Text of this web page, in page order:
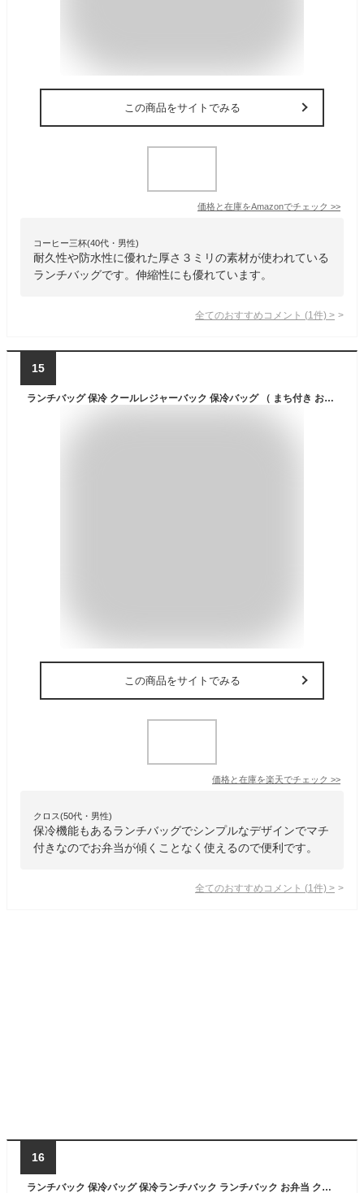
この商品をサイトでみる
価格と在庫をAmazonでチェック >>
コーヒー三杯(40代・男性)
耐久性や防水性に優れた厚さ３ミリの素材が使われている
ランチバッグです。伸縮性にも優れています。
全てのおすすめコメント (1 件) >
15
ランチバッグ 保冷 クールレジャーバック 保冷バッグ （ まち付き お弁当袋 保温 保冷ランチバック 保冷弁当袋 お弁当ポーチ お買い物バッグ エコバッグ 手提げ 弁当袋 ランチバック ランチケース シンプル アウトドア ）
この商品をサイトでみる
価格と在庫を楽天でチェック >>
クロス(50代・男性)
保冷機能もあるランチバッグでシンプルなデザインでマチ
付きなのでお弁当が傾くことなく使えるので便利です。
全てのおすすめコメント (1 件) >
16
ランチバック 保冷バッグ 保冷ランチバック ランチバック お弁当 クーラーバッグ ランチトート 保冷 pevaシート 男女兼用 シンプル 持ち運び おしゃれ 人気 レディース メンズ ファスナー lunch bag お昼 昼休み アウトドア お弁当箱 OL